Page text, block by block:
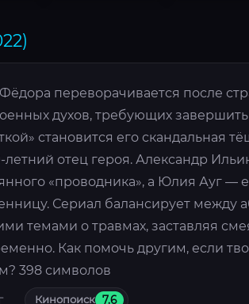
переворачивается после
духов, требующих
становится его скандальная
летний отец героя. Александр
«проводника», а Юлия Ауг —
Сериал балансирует между
темами о травмах, заставляя
Как помочь другим, если
398 символов
Кинопоиск 7.6